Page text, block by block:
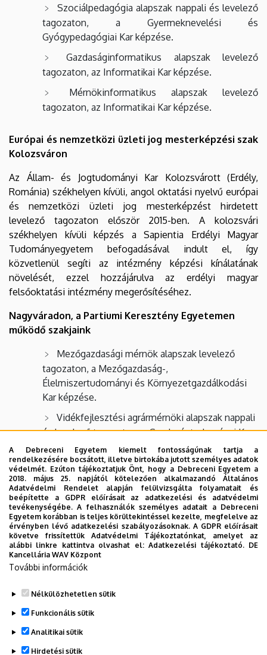
Szociálpedagógia alapszak nappali és levelező
tagozaton, a Gyermeknevelési és
Gyógypedagógiai Kar képzése.
Gazdaságinformatikus alapszak levelező
tagozaton, az Informatikai Kar képzése.
Mérnökinformatikus alapszak levelező
tagozaton, az Informatikai Kar képzése.
Európai és nemzetközi üzleti jog mesterképzési szak
Kolozsváron
Az Állam- és Jogtudományi Kar Kolozsvárott (Erdély,
Románia) székhelyen kívüli, angol oktatási nyelvű európai
és nemzetközi üzleti jog mesterképzést hirdetett
levelező tagozaton először 2015-ben. A kolozsvári
székhelyen kívüli képzés a Sapientia Erdélyi Magyar
Tudományegyetem befogadásával indult el, így
közvetlenül segíti az intézmény képzési kínálatának
növelését, ezzel hozzájárulva az erdélyi magyar
felsőoktatási intézmény megerősítéséhez.
Nagyváradon, a Partiumi Keresztény Egyetemen
működő szakjaink
Mezőgazdasági mérnök alapszak levelező
tagozaton, a Mezőgazdaság-,
Élelmiszertudományi és Környezetgazdálkodási
Kar képzése.
Vidékfejlesztési agrármérnöki alapszak nappali
és levelező tagozaton, a Gazdaságtudományi Kar
képzése.
Gépészmérnöki alapszak nappali tagozaton, a
Műszaki Kar képzése.
Magyar nemzeti örökség szakirányú
továbbképzési szak nappali és levelező
tagozaton, a Bölcsészettudományi Kar képzése.
Térségi turisztikai menedzsment szakirányú
továbbképzési szak nappali és levelező
Legutóbb frissítve: 2021. 07. 28. 11:21
A Debreceni Egyetem kiemelt fontosságúnak tartja a
rendelkezésére bocsátott, illetve birtokába jutott személyes adatok
védelmét. Ezúton tájékoztatjuk Önt, hogy a Debreceni Egyetem a
2018. május 25. napjától kötelezően alkalmazandó Általános
Adatvédelmi Rendelet alapján felülvizsgálta folyamatait és
beépítette a GDPR előírásait az adatkezelési és adatvédelmi
tevékenységébe. A felhasználók személyes adatait a Debreceni
Egyetem korábban is teljes körültekintéssel kezelte, megfelelve az
érvényben lévő adatkezelési szabályozásoknak. A GDPR előírásait
követve frissítettük Adatvédelmi Tájékoztatónkat, amelyet az
alábbi linkre kattintva olvashat el:Adatkezelési tájékoztató. DE
Kancellária WAV Központ
További információk
Nélkülözhetetlen sütik
Funkcionális sütik
Analitikai sütik
Hirdetési sütik